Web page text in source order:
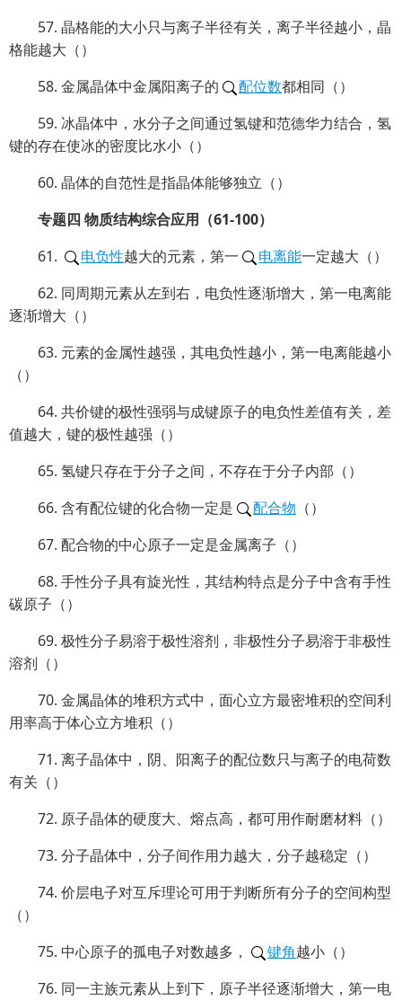
57. 晶格能的大小只与离子半径有关，离子半径越小，晶
格能越大（）
58. 金属晶体中金属阳离子的
配位数都相同（）
59. 冰晶体中，水分子之间通过氢键和范德华力结合，氢
键的存在使冰的密度比水小（）
60. 晶体的自范性是指晶体能够独立（）
专题四 物质结构综合应用（61-100）
61.
电负性越大的元素，第一 电离能一定越大（）
62. 同周期元素从左到右，电负性逐渐增大，第一电离能
逐渐增大（）
63. 元素的金属性越强，其电负性越小，第一电离能越小
（）
64. 共价键的极性强弱与成键原子的电负性差值有关，差
值越大，键的极性越强（）
65. 氢键只存在于分子之间，不存在于分子内部（）
66. 含有配位键的化合物一定是
配合物 （）
67. 配合物的中心原子一定是金属离子（）
68. 手性分子具有旋光性，其结构特点是分子中含有手性
碳原子（）
69. 极性分子易溶于极性溶剂，非极性分子易溶于非极性
溶剂（）
70. 金属晶体的堆积方式中，面心立方最密堆积的空间利
用率高于体心立方堆积（）
71. 离子晶体中，阴、阳离子的配位数只与离子的电荷数
有关（）
72. 原子晶体的硬度大、熔点高，都可用作耐磨材料（）
73. 分子晶体中，分子间作用力越大，分子越稳定（）
74. 价层电子对互斥理论可用于判断所有分子的空间构型
（）
75. 中心原子的孤电子对数越多，
键角越小（）
76. 同一主族元素从上到下，原子半径逐渐增大，第一电